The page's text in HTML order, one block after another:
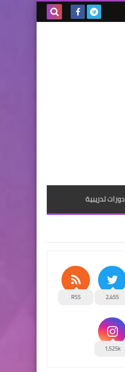
دورات تدريبية
2,455
RSS
1,525k